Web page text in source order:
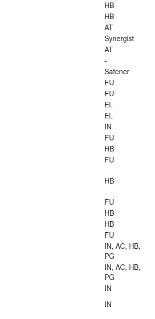
HB
HB
AT
Synergist
AT
-
Safener
FU
FU
EL
EL
IN
FU
HB
FU
HB
FU
HB
HB
FU
IN, AC, HB,
PG
IN, AC, HB,
PG
IN
IN